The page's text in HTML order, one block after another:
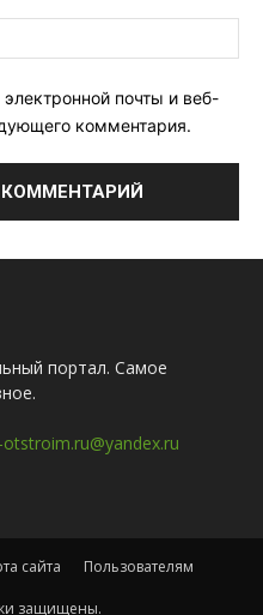
почты и веб-
комментария.
портал. Самое
сайта Пользователям
защищены.